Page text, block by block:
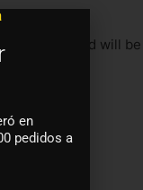
the works and will be
en
pedidos a